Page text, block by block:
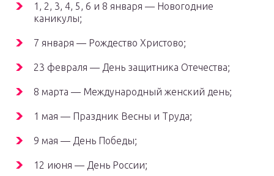
1, 2, 3, 4, 5, 6 и 8 января — Новогодние
каникулы;
7 января — Рождество Христово;
23 февраля — День защитника Отечества;
8 марта — Международный женский день;
1 мая — Праздник Весны и Труда;
9 мая — День Победы;
12 июня — День России;